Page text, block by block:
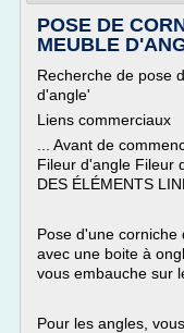
POSE DE
MEUBLE
Recherche de pose
d'angle'
Liens commerciaux
... Avant de
Fileur d'angle Fileur
DES ÉLÉMENTS
Pose d'une
avec une boite à
vous embauche sur
Pour les angles,